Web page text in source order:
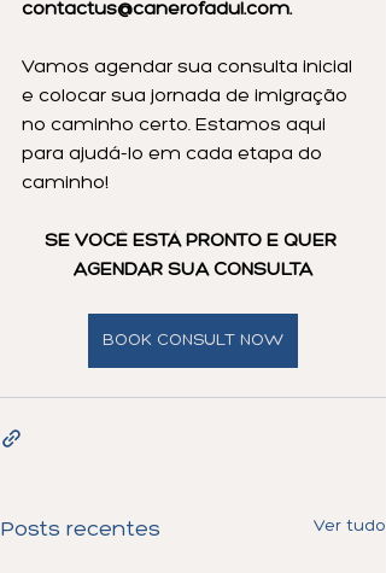
contactus@canerofadul.com.
Vamos agendar sua consulta inicial
e colocar sua jornada de imigração
no caminho certo. Estamos aqui
para ajudá-lo em cada etapa do
caminho!
SE VOCÊ ESTÁ PRONTO E QUER
AGENDAR SUA CONSULTA
BOOK CONSULT NOW
Posts recentes Ver tudo